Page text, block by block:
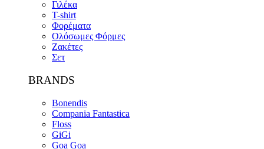
Γιλέκα
T-shirt
Φορέματα
Ολόσωμες Φόρμες
Ζακέτες
Σετ
BRANDS
Bonendis
Compania Fantastica
Floss
GiGi
Goa Goa